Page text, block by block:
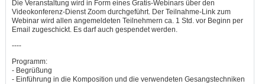
Die Veranstaltung wird in Form eines Gratis-Webinars über den
Videokonferenz-Dienst Zoom durchgeführt. Der Teilnahme-Link zum
Webinar wird allen angemeldeten Teilnehmern ca. 1 Std. vor Beginn per
Email zugeschickt. Es darf auch gespendet werden.
----
Programm:
- Begrüßung
- Einführung in die Komposition und die verwendeten Gesangstechniken